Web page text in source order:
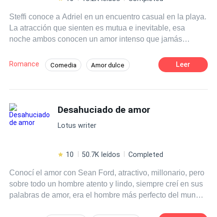
Steffi conoce a Adriel en un encuentro casual en la playa.
La atracción que sienten es mutua e inevitable, esa
noche ambos conocen un amor intenso que jamás
una ingrata sorpresa. Él es el novio de su hermana y ella
tendrá que luchar con su corazón para evitar ese sinfín de
despertado con ese primer beso, han abierto las puertas
a un secreto compartido del que anhelan escapar. ¿Qué
podría salir mal en esta lucha por no dejarse llevar por el
Romance Comedia Amor dulce
Trillizos Traición Amor Prohibido
Leer
Desahuciado de amor
Lotus writer
10 50.7K leídos Completed
Conocí el amor con Sean Ford, atractivo, millonario, pero
sobre todo un hombre atento y lindo, siempre creí en sus
palabras de amor, era el hombre más perfecto del mundo